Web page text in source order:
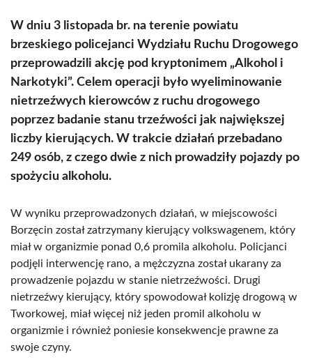
W dniu 3 listopada br. na terenie powiatu
brzeskiego policejanci Wydziału Ruchu Drogowego
przeprowadzili akcję pod kryptonimem „Alkohol i
Narkotyki”. Celem operacji było wyeliminowanie
nietrzeźwych kierowców z ruchu drogowego
poprzez badanie stanu trzeźwości jak największej
liczby kierujących. W trakcie działań przebadano
249 osób, z czego dwie z nich prowadziły pojazdy po
spożyciu alkoholu.
W wyniku przeprowadzonych działań, w miejscowości
Borzęcin został zatrzymany kierujący volkswagenem, który
miał w organizmie ponad 0,6 promila alkoholu. Policjanci
podjęli interwencję rano, a mężczyzna został ukarany za
prowadzenie pojazdu w stanie nietrzeźwości. Drugi
nietrzeźwy kierujący, który spowodował kolizję drogową w
Tworkowej, miał więcej niż jeden promil alkoholu w
organizmie i również poniesie konsekwencje prawne za
swoje czyny.